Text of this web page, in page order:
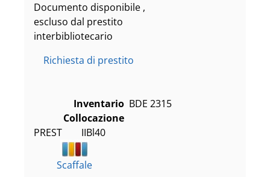
Documento disponibile ,
escluso dal prestito
interbibliotecario
Richiesta di prestito
Inventario BDE 2315
Collocazione
PREST        IIBl40
Scaffale